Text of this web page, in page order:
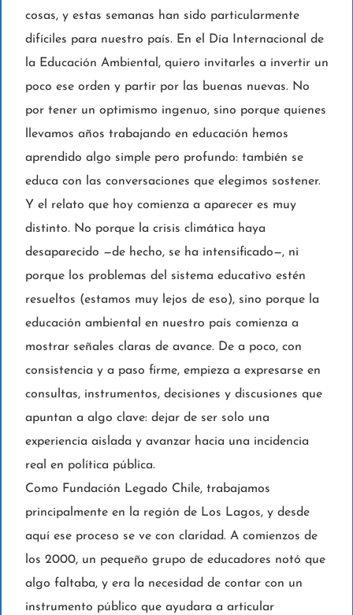
cosas, y estas semanas han sido particularmente
difíciles para nuestro país. En el Día Internacional de
la Educación Ambiental, quiero invitarles a invertir un
poco ese orden y partir por las buenas nuevas. No
por tener un optimismo ingenuo, sino porque quienes
llevamos años trabajando en educación hemos
aprendido algo simple pero profundo: también se
educa con las conversaciones que elegimos sostener.
Y el relato que hoy comienza a aparecer es muy
distinto. No porque la crisis climática haya
desaparecido —de hecho, se ha intensificado—, ni
porque los problemas del sistema educativo estén
resueltos (estamos muy lejos de eso), sino porque la
educación ambiental en nuestro país comienza a
mostrar señales claras de avance. De a poco, con
consistencia y a paso firme, empieza a expresarse en
consultas, instrumentos, decisiones y discusiones que
apuntan a algo clave: dejar de ser solo una
experiencia aislada y avanzar hacia una incidencia
real en política pública.
Como Fundación Legado Chile, trabajamos
principalmente en la región de Los Lagos, y desde
aquí ese proceso se ve con claridad. A comienzos de
los 2000, un pequeño grupo de educadores notó que
algo faltaba, y era la necesidad de contar con un
instrumento público que ayudara a articular